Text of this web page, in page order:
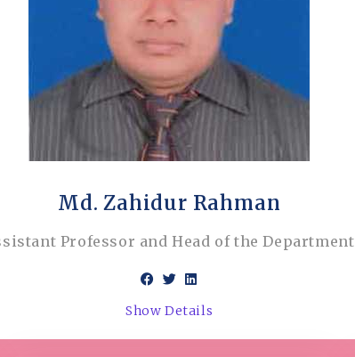
Md. Zahidur Rahman
Professor and Head of the Department
Show Details